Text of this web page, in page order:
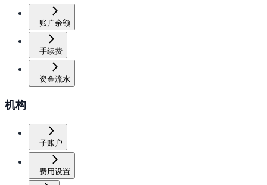
账户余额
手续费
资金流水
机构
子账户
费用设置